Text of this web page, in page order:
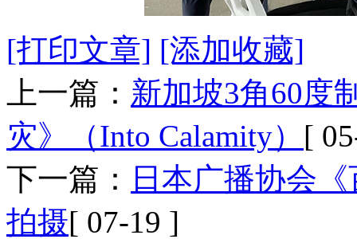
[打印文章] [添加收藏]
上一篇： 新加坡3角60度
灾》（Into Calamity） [
下一篇：
日本广播协会
拍摄[ 07-19 ]